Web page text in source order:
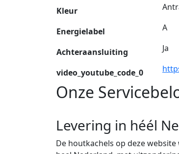
Kleur
Energielabel A
Achteraansluiting Ja
video_youtube_code_0
Onze
Levering in héél
De houtkachels op deze